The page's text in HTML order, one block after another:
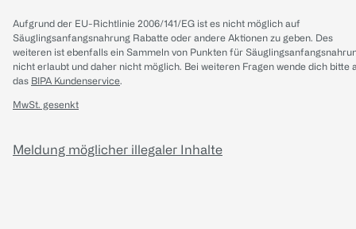
Aufgrund der EU-Richtlinie 2006/141/EG ist es nicht möglich auf
Säuglingsanfangsnahrung Rabatte oder andere Aktionen zu geben. Des
weiteren ist ebenfalls ein Sammeln von Punkten für
nicht erlaubt und daher nicht möglich. Bei weiteren Fragen wende dich bitte
das BIPA Kundenservice.
MwSt. gesenkt
Meldung möglicher illegaler Inhalte